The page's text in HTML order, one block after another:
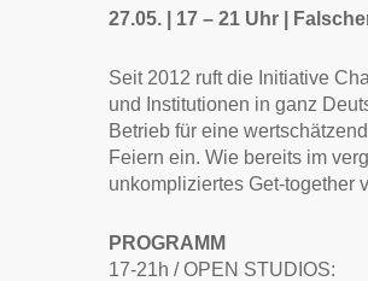
27.05. | 17 – 21 Uhr |
Seit 2012 ruft die Initiative
und Institutionen in ganz
Betrieb für eine
Feiern ein. Wie bereits im
unkompliziertes Get-together
PROGRAMM
17-21h / OPEN STUDIOS: